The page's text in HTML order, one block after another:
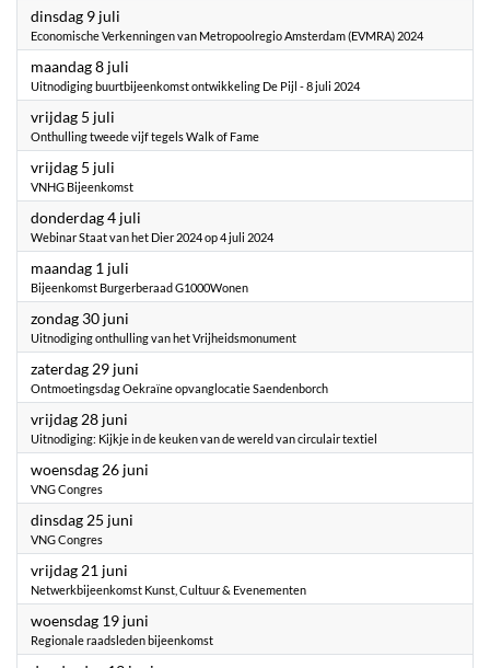
dinsdag 9 juli
Economische Verkenningen van Metropoolregio Amsterdam (EVMRA) 2024
maandag 8 juli
Uitnodiging buurtbijeenkomst ontwikkeling De Pijl - 8 juli 2024
vrijdag 5 juli
Onthulling tweede vijf tegels Walk of Fame
vrijdag 5 juli
VNHG Bijeenkomst
donderdag 4 juli
Webinar Staat van het Dier 2024 op 4 juli 2024
maandag 1 juli
Bijeenkomst Burgerberaad G1000Wonen
zondag 30 juni
Uitnodiging onthulling van het Vrijheidsmonument
zaterdag 29 juni
Ontmoetingsdag Oekraïne opvanglocatie Saendenborch
vrijdag 28 juni
Uitnodiging: Kijkje in de keuken van de wereld van circulair textiel
woensdag 26 juni
VNG Congres
dinsdag 25 juni
VNG Congres
vrijdag 21 juni
Netwerkbijeenkomst Kunst, Cultuur & Evenementen
woensdag 19 juni
Regionale raadsleden bijeenkomst